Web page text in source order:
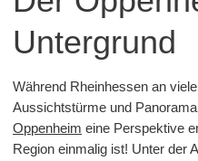
Untergrund
Während Rheinhessen an
Aussichtstürme und
Oppenheim eine Perspektive
Region einmalig ist! Unter der